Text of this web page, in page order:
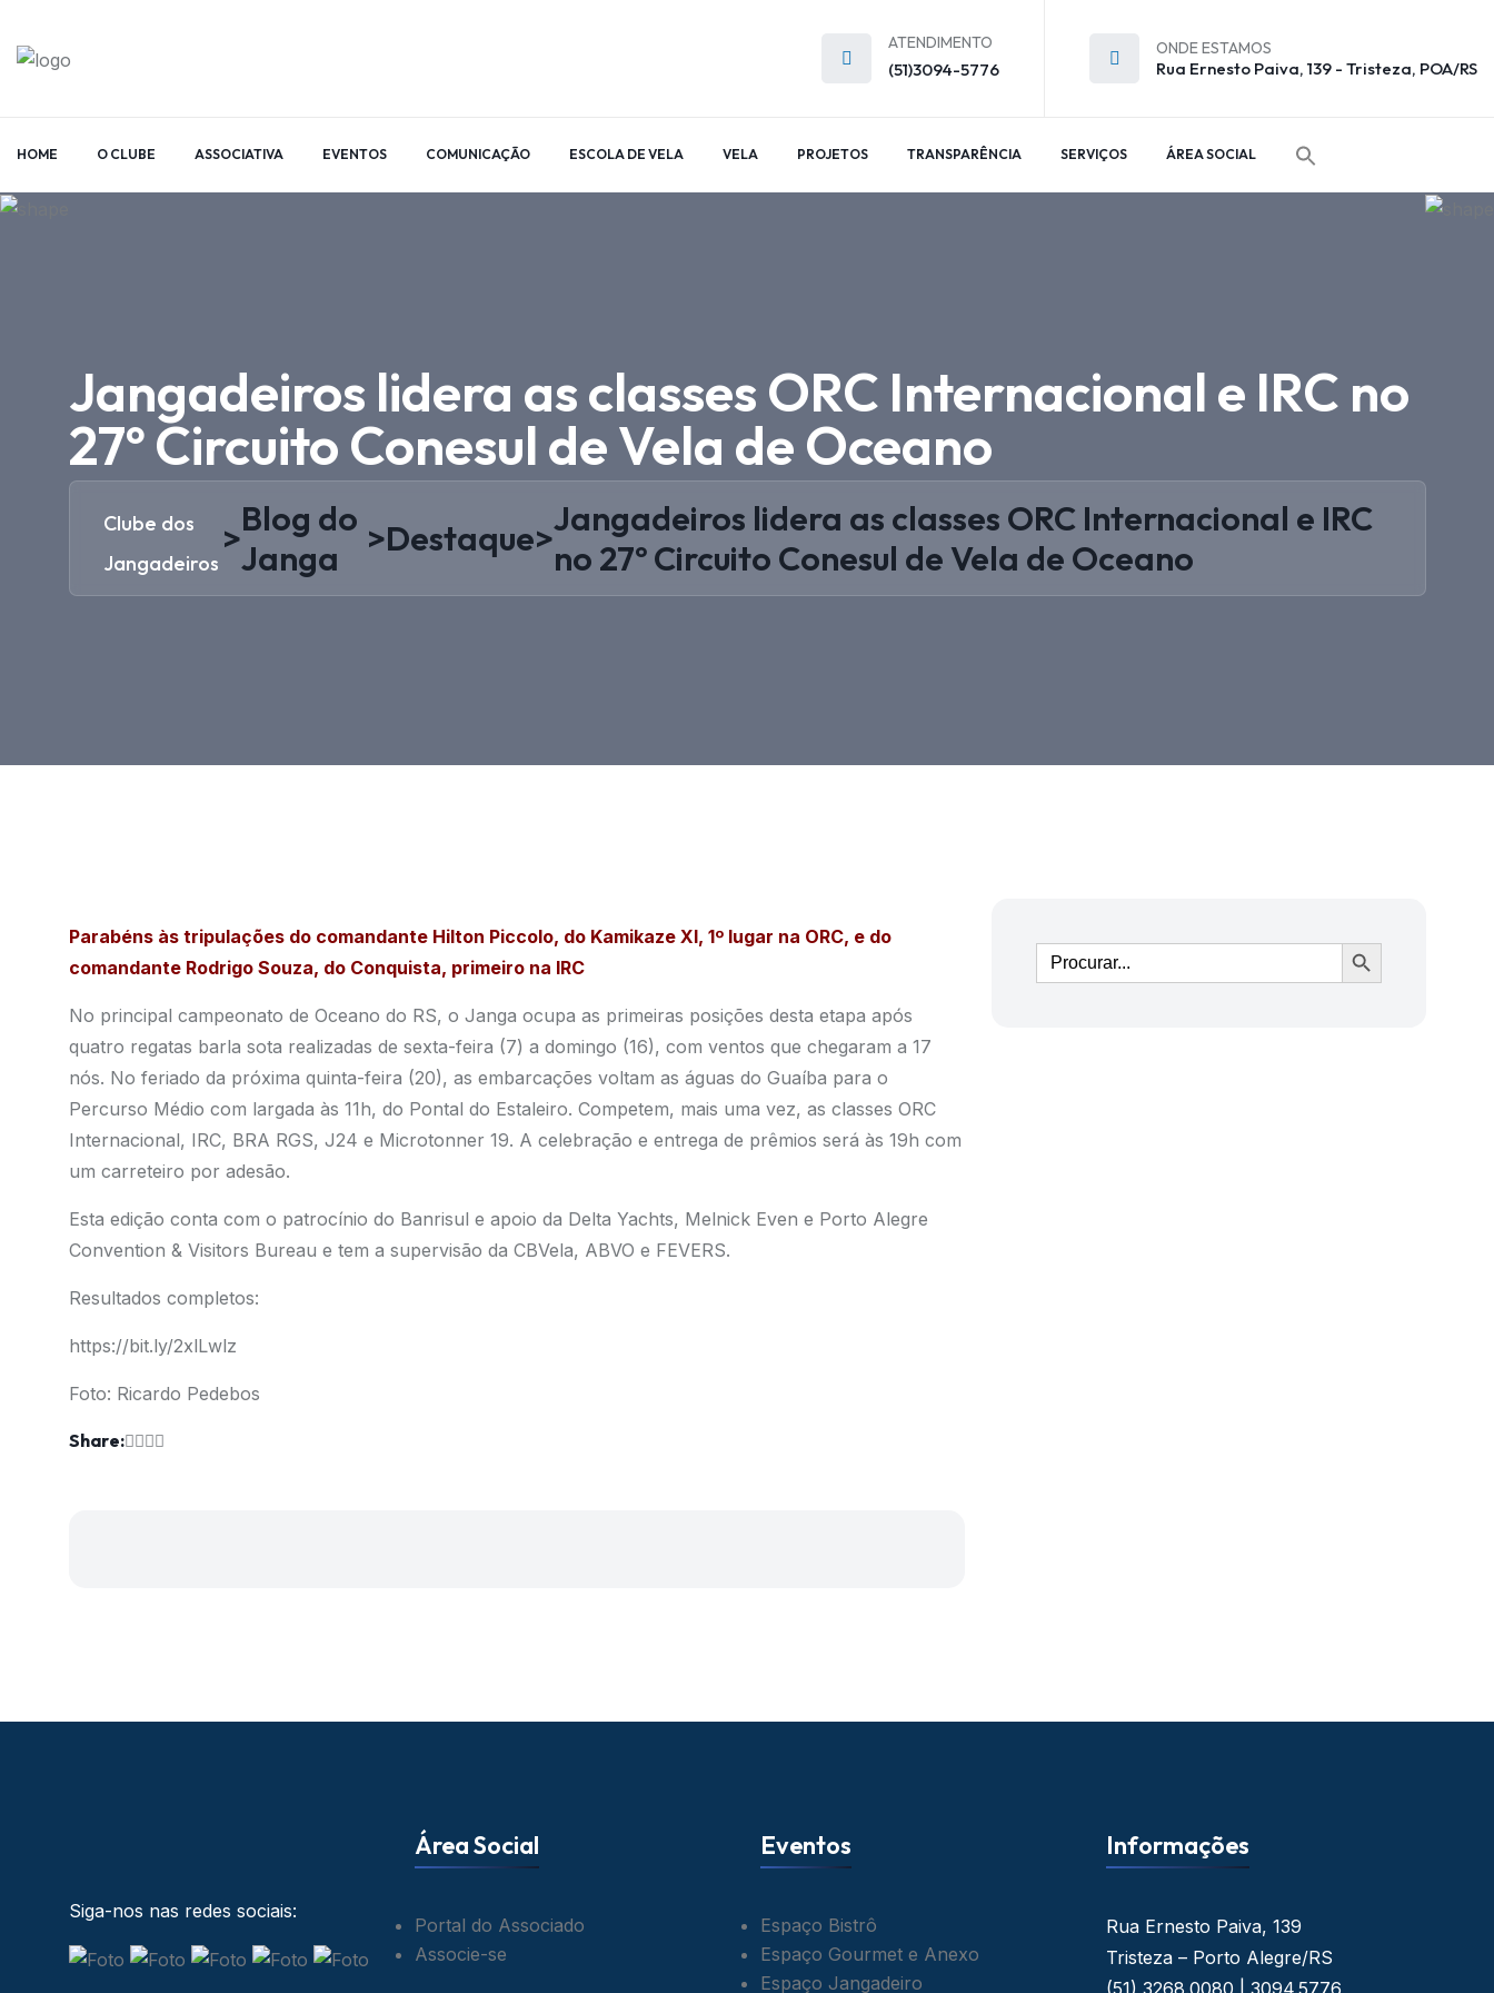
ATENDIMENTO
(51)3094-5776
ONDE ESTAMOS
Rua Ernesto Paiva, 139 - Tristeza, POA/RS
HOME O CLUBE ASSOCIATIVA EVENTOS COMUNICAÇÃO ESCOLA DE VELA VELA PROJETOS TRANSPARÊNCIA SERVIÇOS ÁREA SOCIAL
Jangadeiros lidera as classes ORC Internacional e IRC no
27º Circuito Conesul de Vela de Oceano
Clube dos
Jangadeiros
>Blog do
Janga
>Destaque>Jangadeiros lidera as classes ORC Internacional e IRC
no 27º Circuito Conesul de Vela de Oceano
Parabéns às tripulações do comandante Hilton Piccolo, do Kamikaze XI, 1º lugar na ORC, e do
comandante Rodrigo Souza, do Conquista, primeiro na IRC
No principal campeonato de Oceano do RS, o Janga ocupa as primeiras posições desta etapa após
quatro regatas barla sota realizadas de sexta-feira (7) a domingo (16), com ventos que chegaram a 17
nós. No feriado da próxima quinta-feira (20), as embarcações voltam as águas do Guaíba para o
Percurso Médio com largada às 11h, do Pontal do Estaleiro. Competem, mais uma vez, as classes ORC
Internacional, IRC, BRA RGS, J24 e Microtonner 19. A celebração e entrega de prêmios será às 19h com
um carreteiro por adesão.
Esta edição conta com o patrocínio do Banrisul e apoio da Delta Yachts, Melnick Even e Porto Alegre
Convention & Visitors Bureau e tem a supervisão da CBVela, ABVO e FEVERS.
Resultados completos:
https://bit.ly/2xlLwlz
Foto: Ricardo Pedebos
Share:
Ir
Siga-nos nas redes sociais:
Área Social
Portal do Associado
Associe-se
Eventos
Espaço Bistrô
Espaço Gourmet e Anexo
Espaço Jangadeiro
Informações
Rua Ernesto Paiva, 139
Tristeza – Porto Alegre/RS